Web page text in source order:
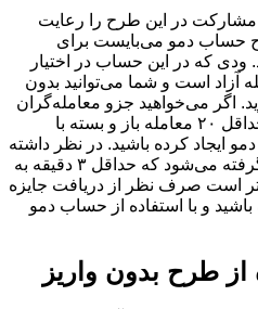
مشارکت در این طرح را رعایت
حساب دمو می‌بایست برای
ودی که در این حساب در اختیار
آزاد است و شما می‌توانید بدون
اگر می‌خواهید جزو معامله‌گران
برتراین طرح باشید می‌بایست حداقل ۲۰ معامله باز و بسته با
ایجاد کرده باشید. در نظر داشته
باشید که تنها معاملاتی در نظر گرفته می‌شود که حداقل ۳ دقیقه به
است صرف نظر از دریافت جایزه
و با استفاده از حساب دمو
طرح بدون واریز